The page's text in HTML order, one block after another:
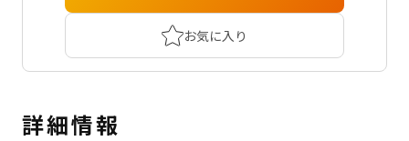
お気に入り
詳細情報